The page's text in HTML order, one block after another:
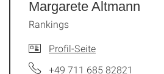
Margarete Altmann
Rankings
Profil-Seite
+49 711 685 82821